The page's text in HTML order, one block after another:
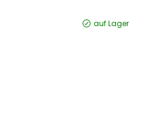
auf Lager